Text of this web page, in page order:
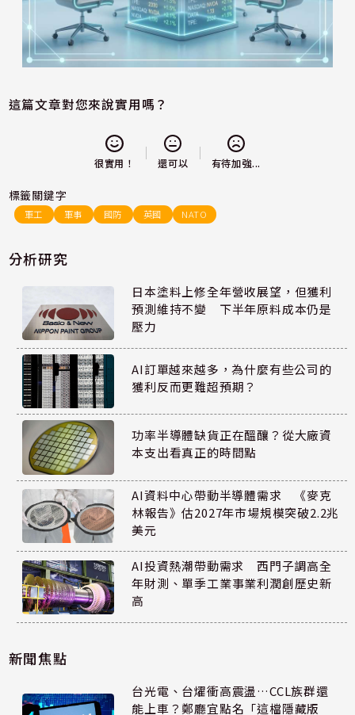
這篇文章對您來說實用嗎？
很實用！ 還可以 有待加強...
標籤關鍵字
軍工 軍事 國防 英國 NATO
分析研究
日本塗料上修全年營收展望，但獲利
預測維持不變 下半年原料成本仍是
壓力
AI訂單越來越多，為什麼有些公司的
獲利反而更難超預期？
功率半導體缺貨正在醞釀？從大廠資
本支出看真正的時間點
AI資料中心帶動半導體需求 《麥克
林報告》估2027年市場規模突破2.2兆
美元
AI投資熱潮帶動需求 西門子調高全
年財測、單季工業事業利潤創歷史新
高
新聞焦點
台光電、台燿衝高震盪…CCL族群還
能上車？鄭廳宜點名「這檔隱藏版